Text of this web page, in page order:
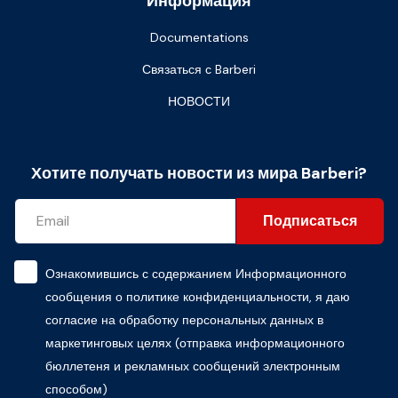
Documentations
Связаться с Barberi
НОВОСТИ
Хотите получать новости из мира Barberi?
Подписаться
Ознакомившись с содержанием Информационного
сообщения о политике конфиденциальности , я даю
согласие на обработку персональных данных в
маркетинговых целях (отправка информационного
бюллетеня и рекламных сообщений электронным
способом)